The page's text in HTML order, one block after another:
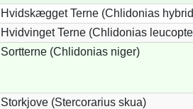
Hvidskægget Terne (Chlidonias
Hvidvinget Terne (Chlidonias
Sortterne (Chlidonias niger)
Storkjove (Stercorarius skua)